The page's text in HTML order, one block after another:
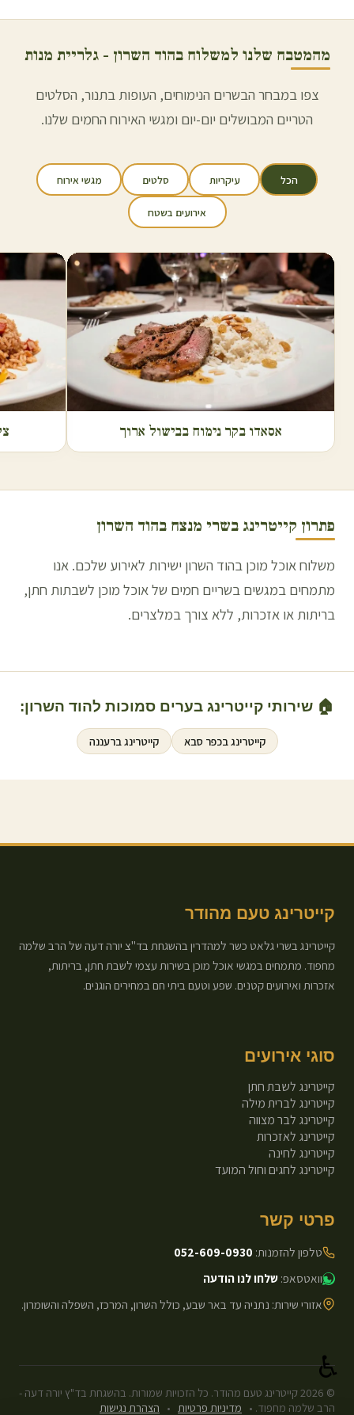
מהמטבח שלנו למשלוח בהוד השרון - גלריית מנות
צפו במבחר הבשרים הנימוחים, העופות בתנור, הסלטים
הטריים המבושלים יום-יום ומגשי האירוח החמים שלנו.
הכל עיקריות סלטים מגשי אירוח
אירועים בשטח
אסאדו בקר נימוח בבישול ארוך
פתרון קייטרינג בשרי מנצח בהוד השרון
משלוח אוכל מוכן בהוד השרון ישירות לאירוע שלכם. אנו
מתמחים במגשים בשריים חמים של אוכל מוכן לשבתות חתן,
בריתות או אזכרות, ללא צורך במלצרים.
🏠 שירותי קייטרינג בערים סמוכות להוד השרון:
קייטרינג בכפר סבא קייטרינג ברעננה
קייטרינג טעם מהודר
קייטרינג בשרי גלאט כשר למהדרין בהשגחת בד"צ יורה דעה של הרב שלמה
מחפוד. מתמחים במגשי אוכל מוכן בשירות עצמי לשבת חתן, בריתות,
אזכרות ואירועים קטנים. שפע וטעם ביתי חם במחירים הוגנים.
סוגי אירועים
קייטרינג לשבת חתן
קייטרינג לברית מילה
קייטרינג לבר מצווה
קייטרינג לאזכרות
קייטרינג לחינה
קייטרינג לחגים וחול המועד
פרטי קשר
טלפון להזמנות: 052-609-0930
וואטסאפ: שלחו לנו הודעה
אזורי שירות: נתניה עד באר שבע, כולל השרון, המרכז, השפלה והשומרון.
©
2026קייטרינג טעם מהודר. כל הזכויות שמורות. בהשגחת בד"ץ יורה דעה -
הרב שלמה מחפוד. • מדיניות פרטיות • הצהרת נגישות
♿